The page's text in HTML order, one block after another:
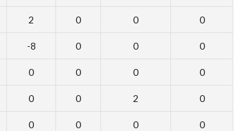
2 0 0 0
-8 0 0 0
0 0 0 0
0 0 2 0
0 0 0 0